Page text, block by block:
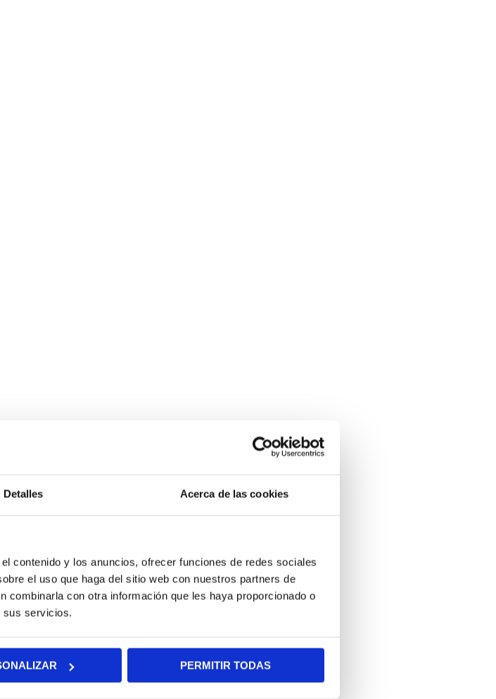
Detalles Acerca de las cookies
contenido y los anuncios, ofrecer funciones de redes sociales
el uso que haga del sitio web con nuestros partners de
combinarla con otra información que les haya proporcionado o
sus servicios.
PERMITIR TODAS